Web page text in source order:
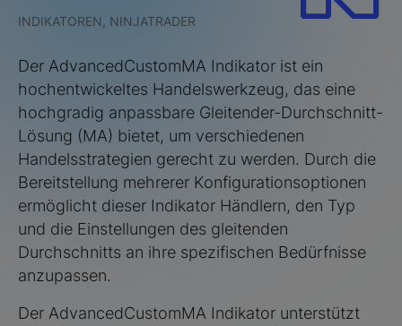
INDIKATOREN, NINJATRADER
Der AdvancedCustomMA Indikator ist ein
hochentwickeltes Handelswerkzeug, das eine
hochgradig anpassbare Gleitender-Durchschnitt-
Lösung (MA) bietet, um verschiedenen
Handelsstrategien gerecht zu werden. Durch die
Bereitstellung mehrerer Konfigurationsoptionen
ermöglicht dieser Indikator Händlern, den Typ
und die Einstellungen des gleitenden
Durchschnitts an ihre spezifischen Bedürfnisse
anzupassen.
Der AdvancedCustomMA Indikator unterstützt